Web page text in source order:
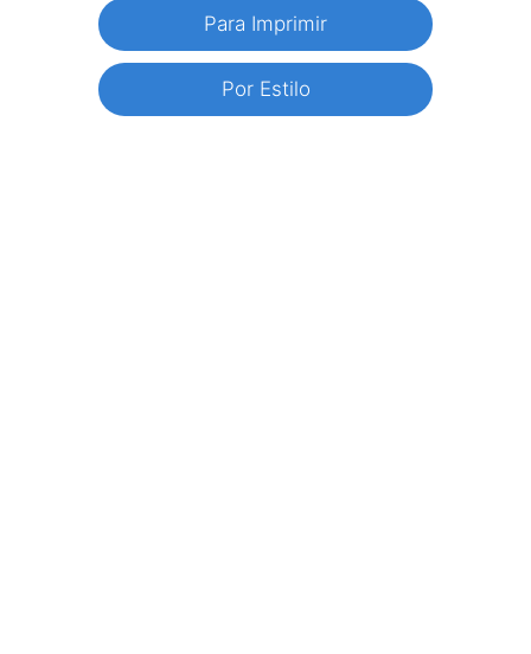
Para Imprimir
Por Estilo